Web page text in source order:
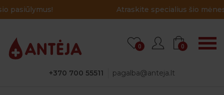
Atraskite specialius šio mėnesio pasiūlymus!
+370 700 55511 pagalba@anteja.lt
0 0